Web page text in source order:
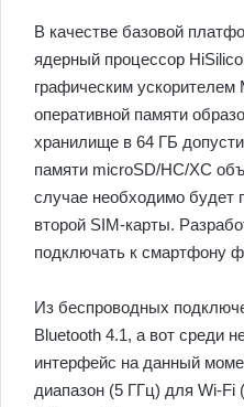
В качестве базовой
ядерный процессор
графическим ускорителем
оперативной памяти
хранилище в 64 ГБ
памяти microSD/HC/XC
случае необходимо будет
второй SIM-карты.
подключать к смартфону
Из беспроводных
Bluetooth 4.1, а вот среди
интерфейс на данный
диапазон (5 ГГц) для Wi-Fi